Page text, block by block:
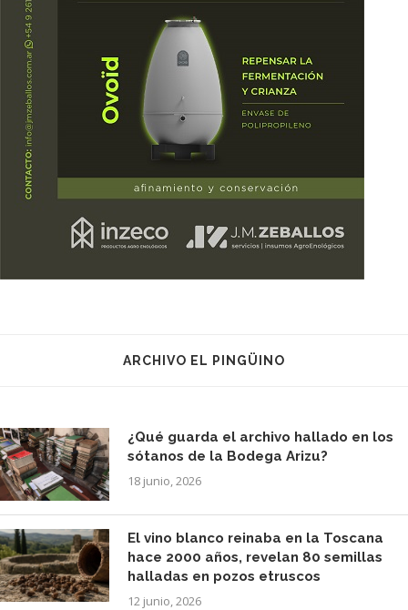
ARCHIVO EL PINGÜINO
¿Qué guarda el archivo hallado en los
sótanos de la Bodega Arizu?
18 junio, 2026
El vino blanco reinaba en la Toscana
hace 2000 años, revelan 80 semillas
halladas en pozos etruscos
12 junio, 2026